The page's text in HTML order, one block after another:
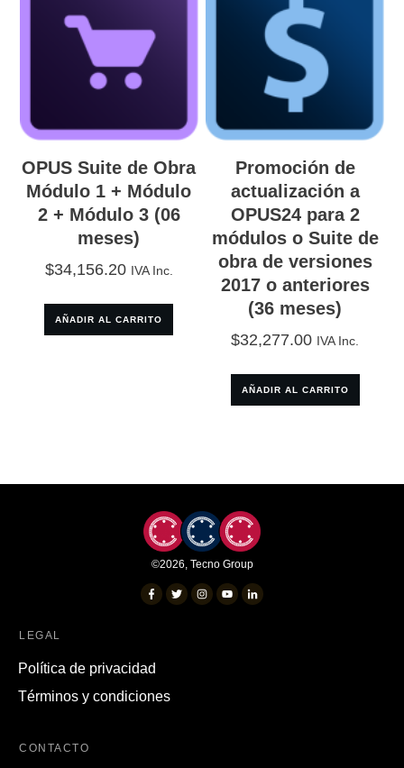
OPUS Suite de Obra
Módulo 1 + Módulo
2 + Módulo 3 (06
meses)
$34,156.20 IVA Inc.
AÑADIR AL CARRITO
Promoción de
actualización a
OPUS24 para 2
módulos o Suite de
obra de versiones
2017 o anteriores
(36 meses)
$32,277.00 IVA Inc.
AÑADIR AL CARRITO
©2026, Tecno Group
LEGAL
Política de privacidad
Términos y condiciones
CONTACTO